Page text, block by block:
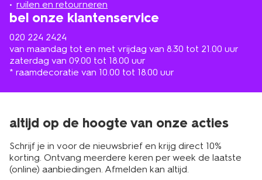
ruilen en retourneren
bel onze klantenservice
020 224 2424
van maandag tot en met vrijdag van 8.30 tot 21.00 uur
zaterdag van 09.00 tot 18.00 uur
* raamdecoratie van 10.00 tot 18.00 uur
altijd op de hoogte van onze acties
Schrijf je in voor de nieuwsbrief en krijg direct 10%
korting. Ontvang meerdere keren per week de laatste
(online) aanbiedingen. Afmelden kan altijd.